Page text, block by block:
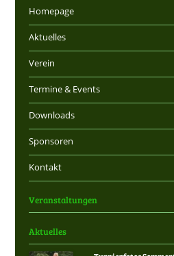
Homepage
Aktuelles
Verein
Termine & Events
Downloads
Sponsoren
Kontakt
Veranstaltungen
Aktuelles